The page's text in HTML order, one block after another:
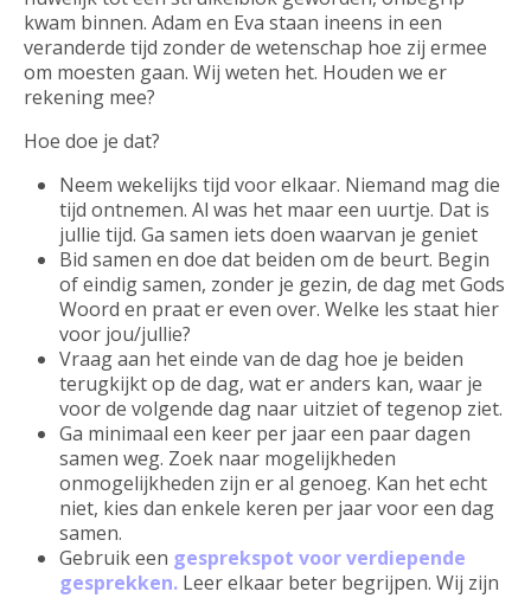
kwam binnen. Adam en Eva staan ineens in een
veranderde tijd zonder de wetenschap hoe zij ermee
om moesten gaan. Wij weten het. Houden we er
rekening mee?
Hoe doe je dat?
Neem wekelijks tijd voor elkaar. Niemand mag die
tijd ontnemen. Al was het maar een uurtje. Dat is
jullie tijd. Ga samen iets doen waarvan je geniet
Bid samen en doe dat beiden om de beurt. Begin
of eindig samen, zonder je gezin, de dag met Gods
Woord en praat er even over. Welke les staat hier
voor jou/jullie?
Vraag aan het einde van de dag hoe je beiden
terugkijkt op de dag, wat er anders kan, waar je
voor de volgende dag naar uitziet of tegenop ziet.
Ga minimaal een keer per jaar een paar dagen
samen weg. Zoek naar mogelijkheden
onmogelijkheden zijn er al genoeg. Kan het echt
niet, kies dan enkele keren per jaar voor een dag
samen.
Gebruik een gesprekspot voor verdiepende
gesprekken. Leer elkaar beter begrijpen. Wij zijn